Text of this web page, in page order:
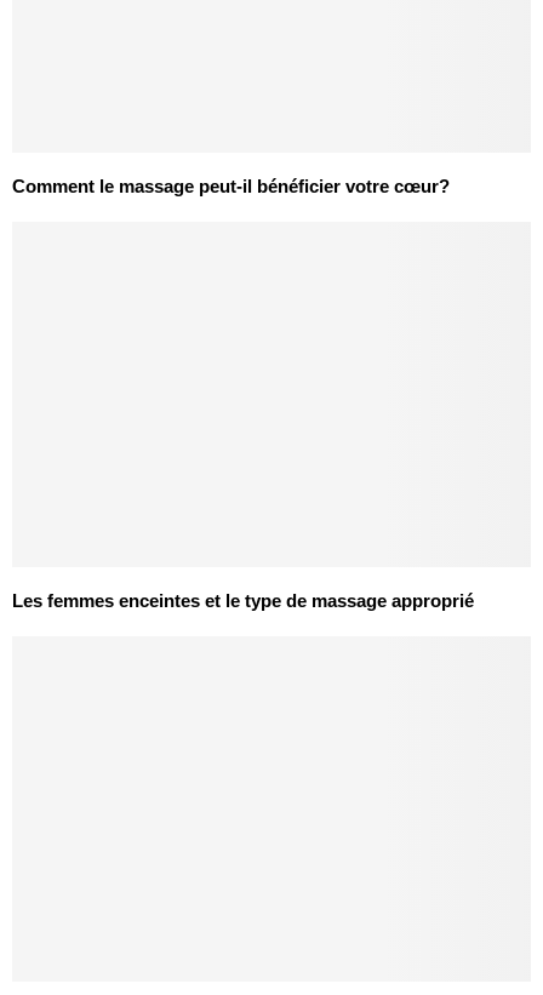
Comment le massage peut-il bénéficier votre cœur?
Les femmes enceintes et le type de massage approprié